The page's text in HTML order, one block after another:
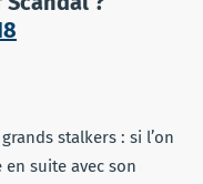
stalkers : si l’on
suite avec son